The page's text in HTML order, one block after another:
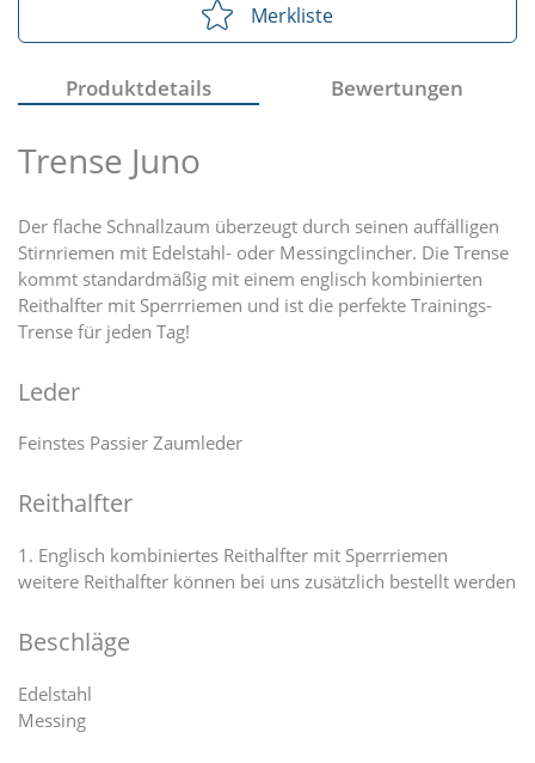
Merkliste
Produktdetails Bewertungen
Trense Juno
Der flache Schnallzaum überzeugt durch seinen auffälligen
Stirnriemen mit Edelstahl- oder Messingclincher. Die Trense
kommt standardmäßig mit einem englisch kombinierten
Reithalfter mit Sperrriemen und ist die perfekte Trainings-
Trense für jeden Tag!
Leder
Feinstes Passier Zaumleder
Reithalfter
1. Englisch kombiniertes Reithalfter mit Sperrriemen
weitere Reithalfter können bei uns zusätzlich bestellt werden
Beschläge
Edelstahl
Messing